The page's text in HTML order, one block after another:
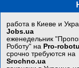
работа в Киеве и
Jobs.ua
еженедельник
Роботу" на Pro-
срочно требуются на
Srochno.ua